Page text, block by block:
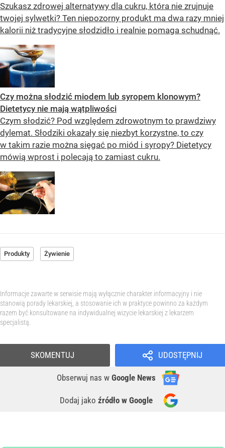
Szukasz zdrowej alternatywy dla cukru, która nie zrujnuje
twojej sylwetki? Ten niepozorny produkt ma dwa razy mniej
kalorii niż tradycyjne słodzidło i realnie pomaga schudnąć.
Czy można słodzić miodem lub syropem klonowym?
Dietetycy nie mają wątpliwości
Czym słodzić? Pod względem zdrowotnym to prawdziwy
dylemat. Słodziki okazały się niezbyt korzystne, to czy
w takim razie można sięgać po miód i syropy? Dietetycy
mówią wprost i polecają to zamiast cukru.
Produkty Żywienie
Informacje zawarte w serwisie mają wyłącznie charakter informacyjny i nie
stanowią porady lekarskiej, a stosowanie ich w praktyce powinno za każdym
razem być konsultowane na indywidualnej wizycie lekarskiej z lekarzem
specjalistą.
UDOSTĘPNIJ
Obserwuj nas w Google News
Dodaj jako źródło w Google
SKOMENTUJ